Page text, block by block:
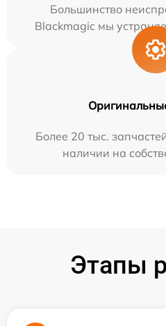
Большинство
Blackmagic мы
Более 20 тыс.
наличии на
Этапы